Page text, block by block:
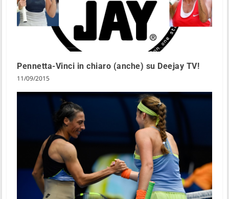
Pennetta-Vinci in chiaro (anche) su Deejay TV!
11/09/2015